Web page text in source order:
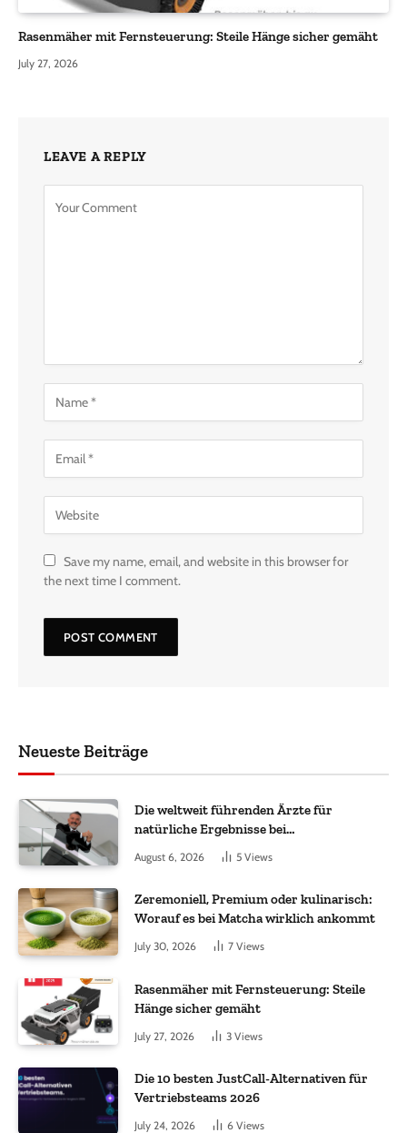
Rasenmäher mit Fernsteuerung: Steile Hänge sicher gemäht
July 27, 2026
LEAVE A REPLY
Save my name, email, and website in this browser for
the next time I comment.
Neueste Beiträge
Die weltweit führenden Ärzte für
natürliche Ergebnisse bei
Haartransplantationen
August 6, 2026 5 Views
Zeremoniell, Premium oder kulinarisch:
Worauf es bei Matcha wirklich ankommt
July 30, 2026 7 Views
Rasenmäher mit Fernsteuerung: Steile
Hänge sicher gemäht
July 27, 2026 3 Views
Die 10 besten JustCall-Alternativen für
Vertriebsteams 2026
July 24, 2026 6 Views